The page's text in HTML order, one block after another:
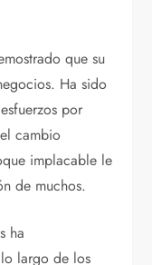
que su
Ha sido
por
cambio
implacable le
de muchos.
ha
largo de los